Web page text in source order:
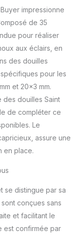
ce qui
confort
et une
: Passent au
impressionne
de 35
pour réaliser
aux éclairs, en
des douilles
pour les
et 20×3 mm.
des douilles Saint
de compléter ce
Le
assure une
en place.
se distingue par sa
conçues sans
et facilitant le
est confirmée par